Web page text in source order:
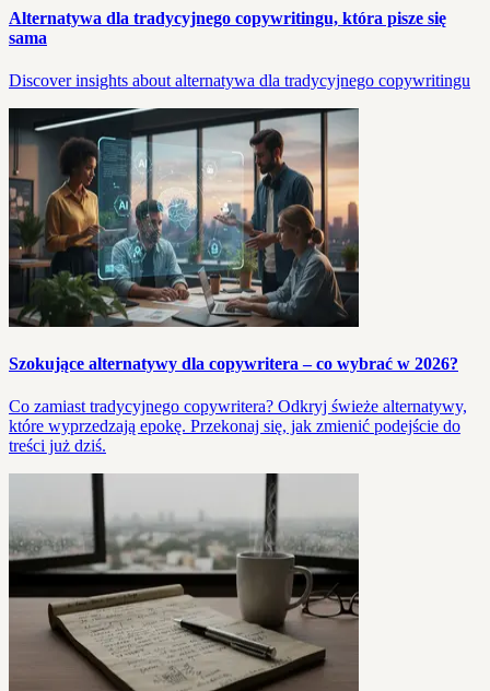
Alternatywa dla tradycyjnego copywritingu, która pisze się
sama
Discover insights about alternatywa dla tradycyjnego copywritingu
Szokujące alternatywy dla copywritera – co wybrać w 2026?
Co zamiast tradycyjnego copywritera? Odkryj świeże alternatywy,
które wyprzedzają epokę. Przekonaj się, jak zmienić podejście do
treści już dziś.